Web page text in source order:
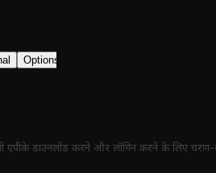
एपीके डाउनलोड करने और लॉगिन करने के लिए चरण-